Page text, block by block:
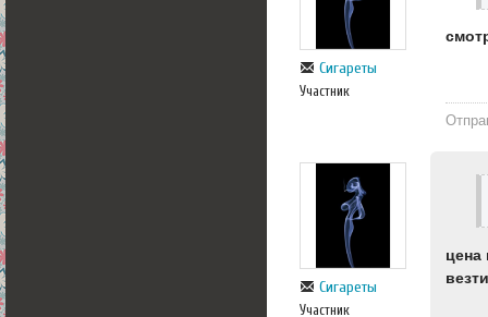
Сигареты
Участник
Сигареты
Участник
цена